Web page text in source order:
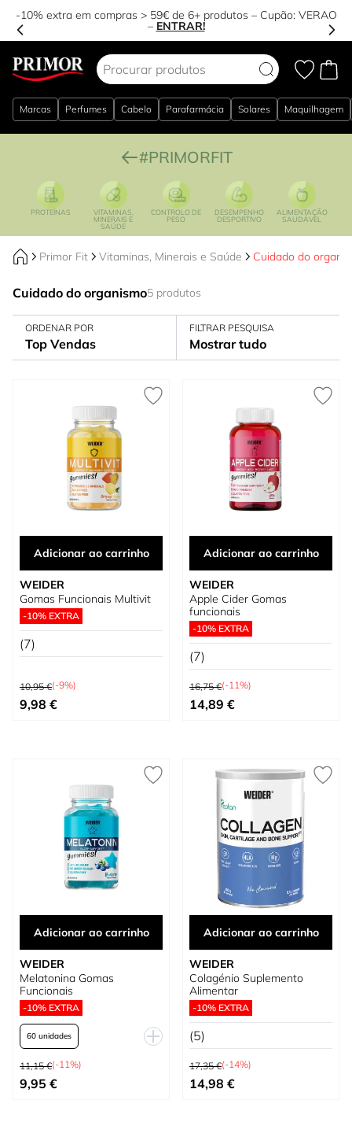
-10% extra em compras > 59€ de 6+ produtos – Cupão: VERAO
– ENTRAR!
Marcas Perfumes Cabelo Parafarmácia Solares Maquilhagem
#PRIMORFIT
PROTEÍNAS
VITAMINAS,
MINERAIS E
SAÚDE
CONTROLO DE
PESO
DESEMPENHO
DESPORTIVO
ALIMENTAÇÃO
SAUDÁVEL
Primor Fit Vitaminas, Minerais e Saúde Cuidado do
Cuidado do organismo5 produtos
ORDENAR POR
Top Vendas
FILTRAR PESQUISA
Mostrar tudo
Adicionar ao carrinho
WEIDER
Gomas Funcionais Multivit
-10% EXTRA
(7)
Preço Normal
10,95 €(-9%)
Preço Especial
9,98 €
Adicionar ao carrinho
WEIDER
Apple Cider Gomas
funcionais
-10% EXTRA
(7)
Preço Normal
16,75 €(-11%)
Preço Especial
14,89 €
Adicionar ao carrinho
WEIDER
Melatonina Gomas
Funcionais
-10% EXTRA
60 unidades
120 unidades + antifaz
Preço Normal
11,15 €(-11%)
Tão baixo quanto
9,95 €
Adicionar ao carrinho
WEIDER
Colagénio Suplemento
Alimentar
-10% EXTRA
(5)
Preço Normal
17,35 €(-14%)
Preço Especial
14,98 €